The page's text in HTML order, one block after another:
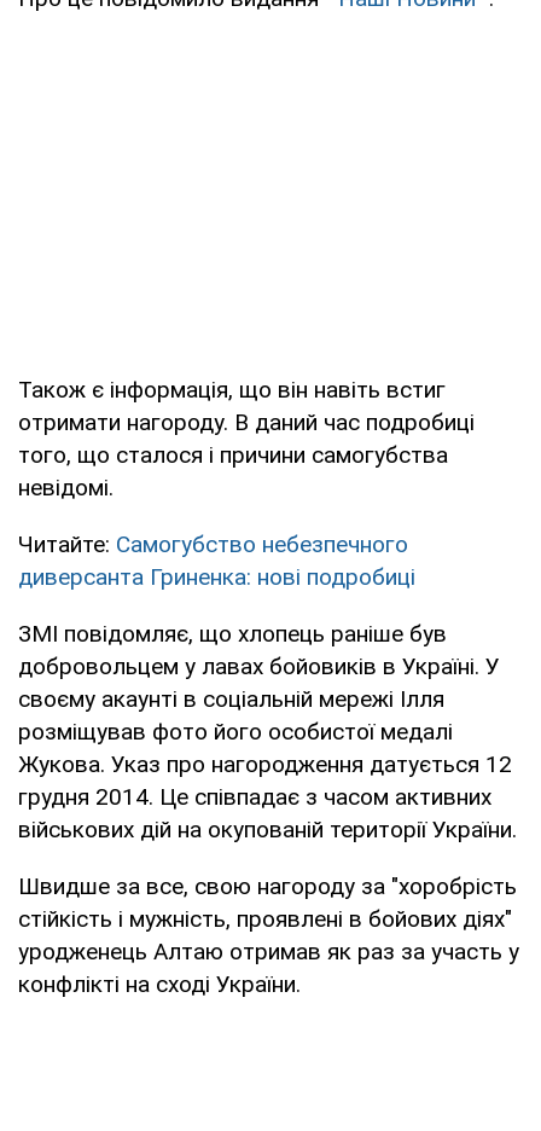
Також є інформація, що він навіть встиг
отримати нагороду. В даний час подробиці
того, що сталося і причини самогубства
невідомі.
Читайте: Самогубство небезпечного
диверсанта Гриненка: нові подробиці
ЗМІ повідомляє, що хлопець раніше був
добровольцем у лавах бойовиків в Україні. У
своєму акаунті в соціальній мережі Ілля
розміщував фото його особистої медалі
Жукова. Указ про нагородження датується 12
грудня 2014. Це співпадає з часом активних
військових дій на окупованій території України.
Швидше за все, свою нагороду за "хоробрість
стійкість і мужність, проявлені в бойових діях"
уродженець Алтаю отримав як раз за участь у
конфлікті на сході України.